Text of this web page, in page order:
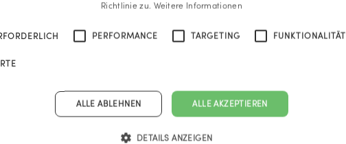
Newsletter Anmeldung RUP Linz RUP Wien RUP Graz
Richtlinie zu. Weitere Informationen
PERFORMANCE TARGETING FUNKTIONALITÄT
ALLE AKZEPTIEREN
ALLE ABLEHNEN
DETAILS ANZEIGEN